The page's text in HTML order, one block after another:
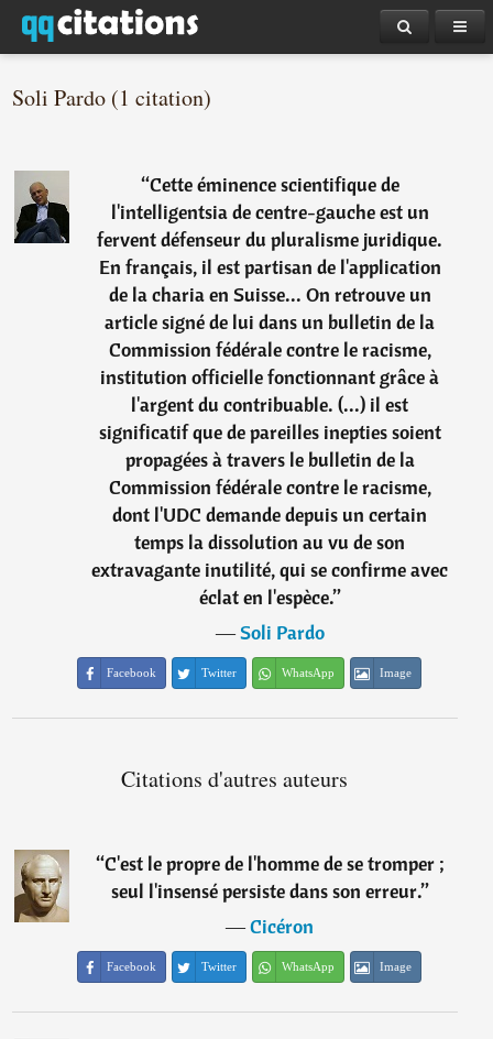
Soli Pardo (1 citation)
“Cette éminence scientifique de
l'intelligentsia de centre-gauche est un
fervent défenseur du pluralisme juridique.
En français, il est partisan de l'application
de la charia en Suisse... On retrouve un
article signé de lui dans un bulletin de la
Commission fédérale contre le racisme,
institution officielle fonctionnant grâce à
l'argent du contribuable. (...) il est
significatif que de pareilles inepties soient
propagées à travers le bulletin de la
Commission fédérale contre le racisme,
dont l'UDC demande depuis un certain
temps la dissolution au vu de son
extravagante inutilité, qui se confirme avec
éclat en l'espèce.”
―Soli Pardo
Facebook Twitter WhatsApp Image
Citations d'autres auteurs
“C'est le propre de l'homme de se tromper ;
seul l'insensé persiste dans son erreur.”
―Cicéron
Facebook Twitter WhatsApp Image